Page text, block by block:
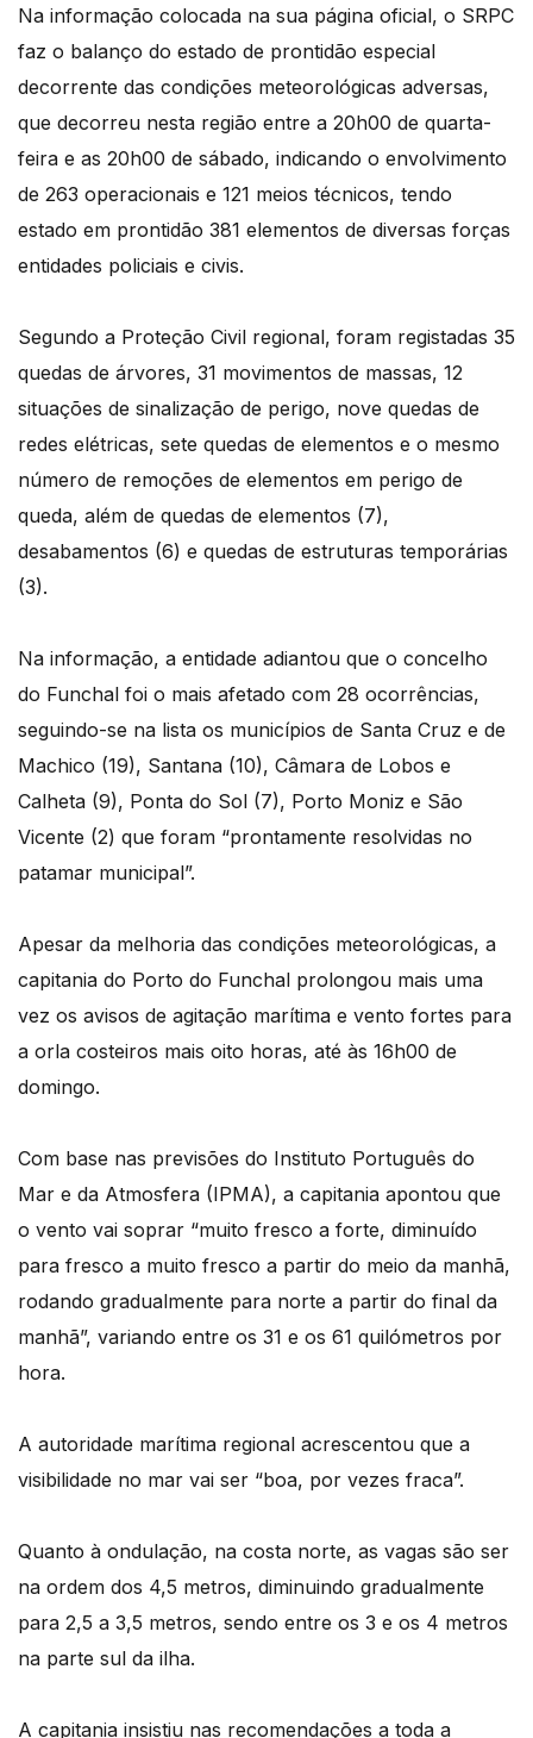
Na informação colocada na sua página oficial, o SRPC
faz o balanço do estado de prontidão especial
decorrente das condições meteorológicas adversas,
que decorreu nesta região entre a 20h00 de quarta-
feira e as 20h00 de sábado, indicando o envolvimento
de 263 operacionais e 121 meios técnicos, tendo
estado em prontidão 381 elementos de diversas forças
entidades policiais e civis.
Segundo a Proteção Civil regional, foram registadas 35
quedas de árvores, 31 movimentos de massas, 12
situações de sinalização de perigo, nove quedas de
redes elétricas, sete quedas de elementos e o mesmo
número de remoções de elementos em perigo de
queda, além de quedas de elementos (7),
desabamentos (6) e quedas de estruturas temporárias
(3).
Na informação, a entidade adiantou que o concelho
do Funchal foi o mais afetado com 28 ocorrências,
seguindo-se na lista os municípios de Santa Cruz e de
Machico (19), Santana (10), Câmara de Lobos e
Calheta (9), Ponta do Sol (7), Porto Moniz e São
Vicente (2) que foram “prontamente resolvidas no
patamar municipal”.
Apesar da melhoria das condições meteorológicas, a
capitania do Porto do Funchal prolongou mais uma
vez os avisos de agitação marítima e vento fortes para
a orla costeiros mais oito horas, até às 16h00 de
domingo.
Com base nas previsões do Instituto Português do
Mar e da Atmosfera (IPMA), a capitania apontou que
o vento vai soprar “muito fresco a forte, diminuído
para fresco a muito fresco a partir do meio da manhã,
rodando gradualmente para norte a partir do final da
manhã”, variando entre os 31 e os 61 quilómetros por
hora.
A autoridade marítima regional acrescentou que a
visibilidade no mar vai ser “boa, por vezes fraca”.
Quanto à ondulação, na costa norte, as vagas são ser
na ordem dos 4,5 metros, diminuindo gradualmente
para 2,5 a 3,5 metros, sendo entre os 3 e os 4 metros
na parte sul da ilha.
A capitania insistiu nas recomendações a toda a